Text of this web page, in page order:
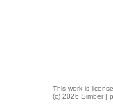
This work is
(c) 2026 Simber |